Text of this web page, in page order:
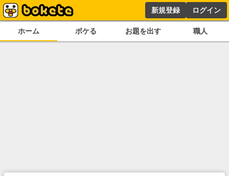
新規登録 ログイン
ホーム ボケる お題を出す 職人